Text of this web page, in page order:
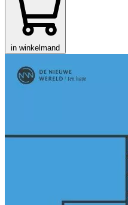
in winkelmand